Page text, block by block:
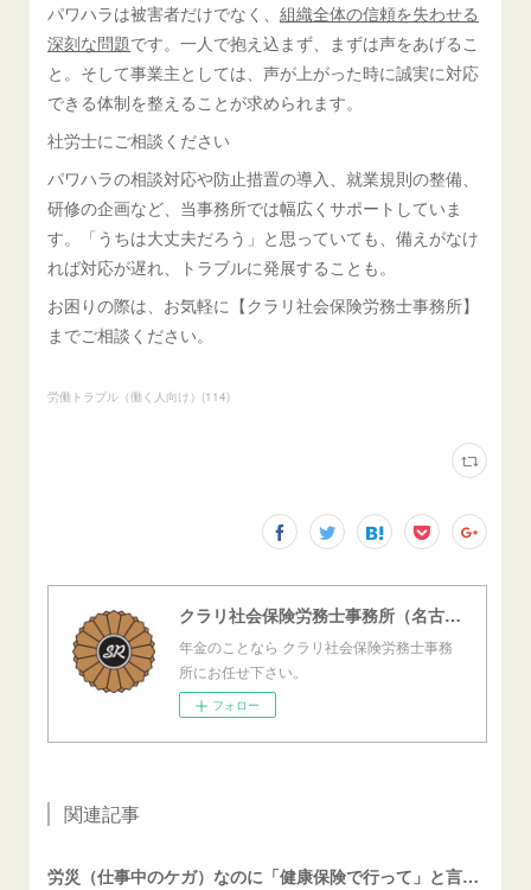
パワハラは被害者だけでなく、組織全体の信頼を失わせる
深刻な問題です。一人で抱え込まず、まずは声をあげるこ
と。そして事業主としては、声が上がった時に誠実に対応
できる体制を整えることが求められます。
社労士にご相談ください
パワハラの相談対応や防止措置の導入、就業規則の整備、
研修の企画など、当事務所では幅広くサポートしていま
す。「うちは大丈夫だろう」と思っていても、備えがなけ
れば対応が遅れ、トラブルに発展することも。
お困りの際は、お気軽に【クラリ社会保険労務士事務所】
までご相談ください。
労働トラブル（働く人向け） (114)
クラリ社会保険労務士事務所（名古屋西障害年金センター）
年金のことなら クラリ社会保険労務士事務
所にお任せ下さい。
フォロー
関連記事
労災（仕事中のケガ）なのに「健康保険で行って」と言われたら？（労働者向け）